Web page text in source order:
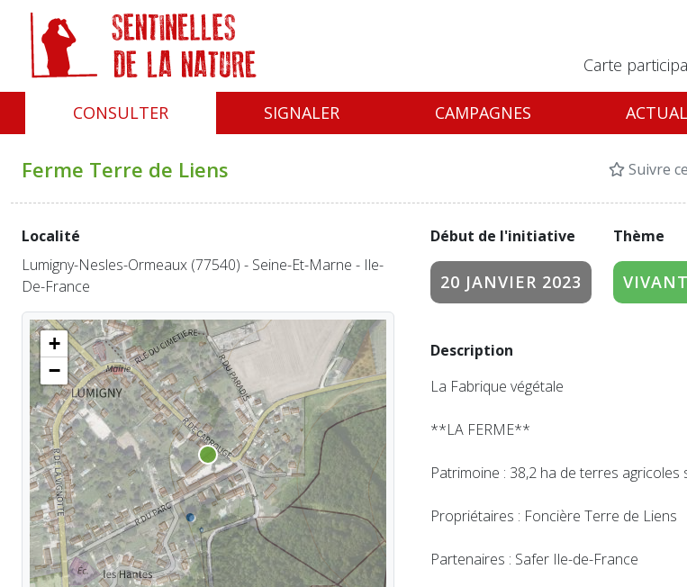
Carte
CONSULTER SIGNALER CAMPAGNES
Ferme Terre de Liens Suivre
Début de l'initiative
20 JANVIER 2023
Thème
VIVANT
Description
La Fabrique végétale
**LA FERME**
Patrimoine : 38,2 ha de terres
Propriétaires : Foncière Terre de Liens
Partenaires : Safer Ile-de-France
Localité
Lumigny-Nesles-Ormeaux (77540) - Seine-Et-Marne - Ile-
De-France
+
−
Panneau de gestion des cookies